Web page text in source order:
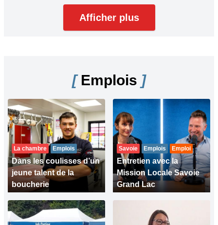
Afficher plus
[Emplois ]
La chambre Emplois
Dans les coulisses d’un
jeune talent de la
boucherie
Savoie Emplois Emploi
Entretien avec la
Mission Locale Savoie
Grand Lac